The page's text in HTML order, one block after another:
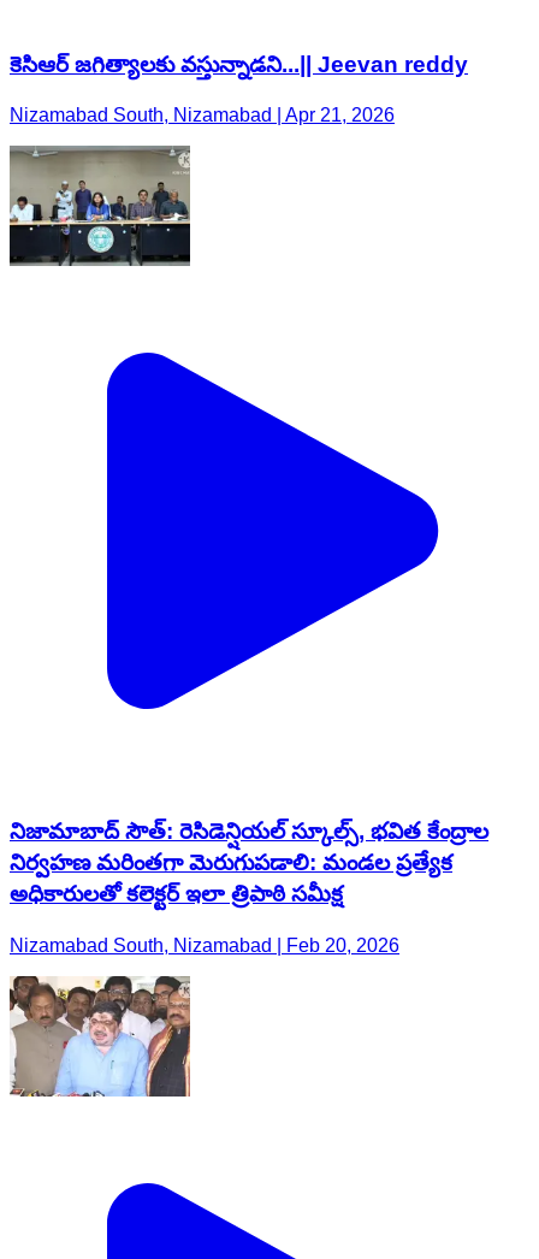
కెసిఆర్ జగిత్యాలకు వస్తున్నాడని...|| Jeevan reddy
Nizamabad South, Nizamabad | Apr 21, 2026
నిజామాబాద్ సౌత్: రెసిడెన్షియల్ స్కూల్స్, భవిత కేంద్రాల
నిర్వహణ మరింతగా మెరుగుపడాలి: మండల ప్రత్యేక
అధికారులతో కలెక్టర్ ఇలా త్రిపాఠి సమీక్ష
Nizamabad South, Nizamabad | Feb 20, 2026